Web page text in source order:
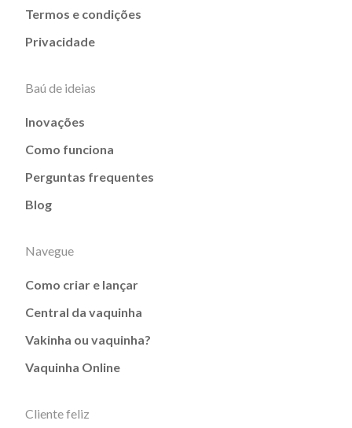
Termos e condições
Privacidade
Baú de ideias
Inovações
Como funciona
Perguntas frequentes
Blog
Navegue
Como criar e lançar
Central da vaquinha
Vakinha ou vaquinha?
Vaquinha Online
Cliente feliz